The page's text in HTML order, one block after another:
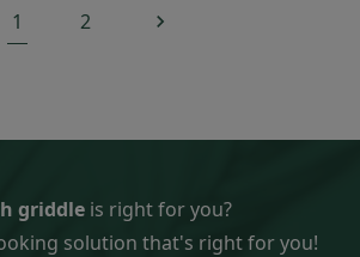
1 2 
griddleis right for you?
solution that's right for you!